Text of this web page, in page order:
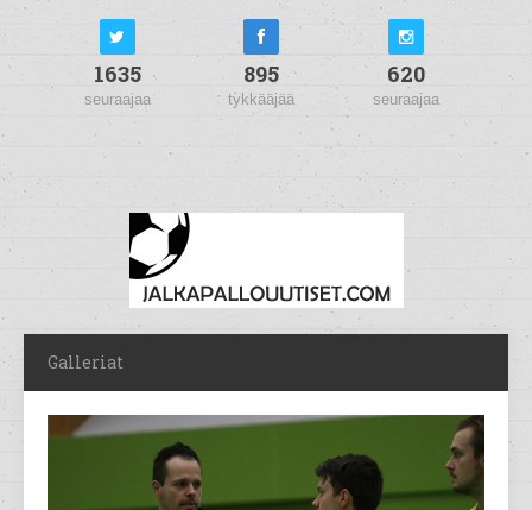
1635
seuraajaa
895
tykkääjää
620
seuraajaa
Galleriat